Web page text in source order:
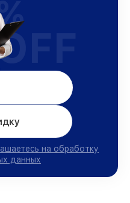
на обработку
данных